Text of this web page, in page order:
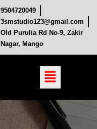
9504720049
3smstudio123@gmail.com
Old Purulia Rd No-9, Zakir
Nagar, Mango